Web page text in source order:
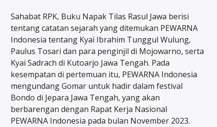
Sahabat RPK, Buku Napak Tilas Rasul Jawa berisi
tentang catatan sejarah yang ditemukan PEWARNA
Indonesia tentang Kyai Ibrahim Tunggul Wulung,
Paulus Tosari dan para penginjil di Mojowarno, serta
Kyai Sadrach di Kutoarjo Jawa Tengah. Pada
kesempatan di pertemuan itu, PEWARNA Indonesia
mengundang Gomar untuk hadir dalam festival
Bondo di Jepara Jawa Tengah, yang akan
berbarengan dengan Rapat Kerja Nasional
PEWARNA Indonesia pada bulan November 2023.